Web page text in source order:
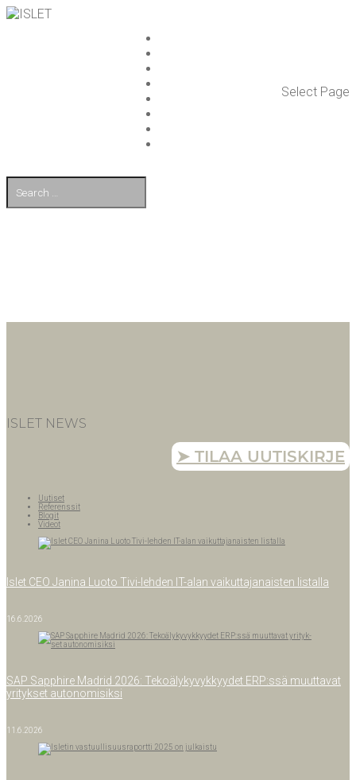
Select Page
ISLET NEWS
➤ TILAA UUTISKIRJE
Uuti­set
Refe­rens­sit
Blo­git
Videot
Islet CEO Jani­na Luo­to Tivi-leh­­den IT-alan vai­kut­ta­ja­nais­ten listalla
16.6.2026
SAP Sapp­hi­re Madrid 2026: Teko­ä­ly­ky­vyk­kyy­det ERP:ssä muut­ta­vat
yri­tyk­set autonomisiksi
11.6.2026